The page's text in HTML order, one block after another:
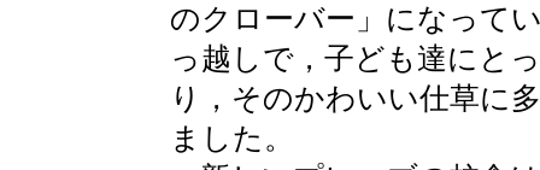
のクローバー」になって
っ越しで，子ども達にと
り，そのかわいい仕草に
ました。